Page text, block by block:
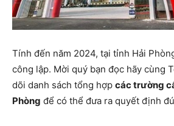
Tính đến năm 2024, tại tỉnh Hải
công lập. Mời quý bạn đọc hãy cùng
dõi danh sách tổng hợp các trường
Phòng để có thể đưa ra quyết định